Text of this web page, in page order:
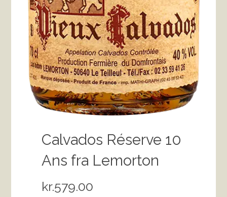
Calvados Réserve 10
Ans fra Lemorton
kr.579.00